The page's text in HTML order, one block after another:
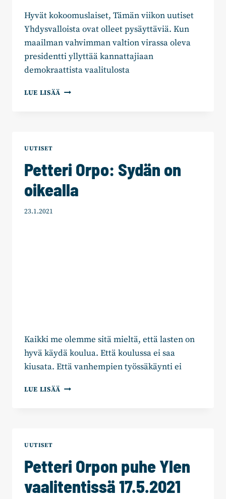
Hyvät kokoomuslaiset, Tämän viikon uutiset
Yhdysvalloista ovat olleet pysäyttäviä. Kun
maailman vahvimman valtion virassa oleva
presidentti yllyttää kannattajiaan
demokraattista vaalitulosta
LUE LISÄÄ PETTERI
UUTISET
Petteri Orpo: Sydän on
oikealla
23.1.2021
Kaikki me olemme sitä mieltä, että lasten on
hyvä käydä koulua. Että koulussa ei saa
kiusata. Että vanhempien työssäkäynti ei
LUE LISÄÄ PETTERI
UUTISET
Petteri Orpon puhe Ylen
vaalitentissä 17.5.2021